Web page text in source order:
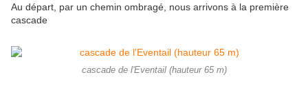
Au départ, par un chemin ombragé, nous arrivons à la première
cascade
cascade de l'Eventail (hauteur 65 m)